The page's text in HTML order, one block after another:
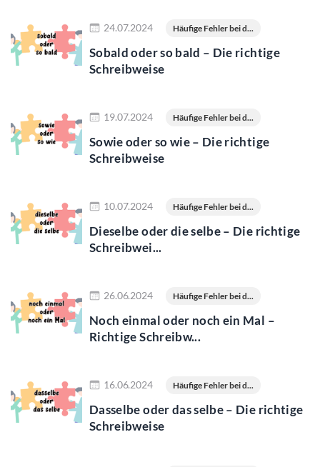
24.07.2024 Häufige Fehler bei d...
Sobald oder so bald – Die richtige
Schreibweise
19.07.2024 Häufige Fehler bei d...
Sowie oder so wie – Die richtige
Schreibweise
10.07.2024 Häufige Fehler bei d...
Dieselbe oder die selbe – Die richtige
Schreibwei...
26.06.2024 Häufige Fehler bei d...
Noch einmal oder noch ein Mal –
Richtige Schreibw...
16.06.2024 Häufige Fehler bei d...
Dasselbe oder das selbe – Die richtige
Schreibweise